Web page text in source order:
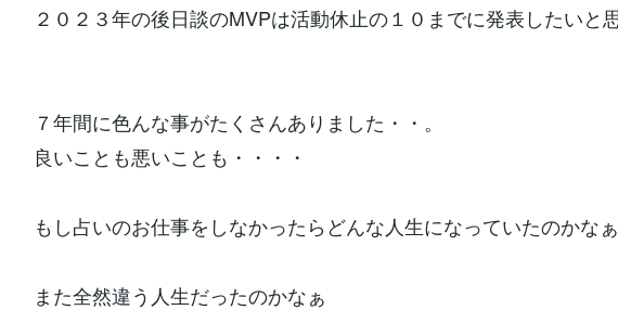
２０２３年の後日談のMVPは活動休止の１０までに発表したいと思
７年間に色んな事がたくさんありました・・。
良いことも悪いことも・・・・
もし占いのお仕事をしなかったらどんな人生になっていたのかな
また全然違う人生だったのかなぁ